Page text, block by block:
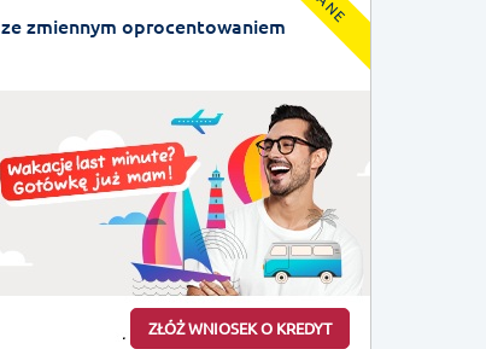
ze zmiennym oprocentowaniem
ZŁÓŻ WNIOSEK O KREDYT